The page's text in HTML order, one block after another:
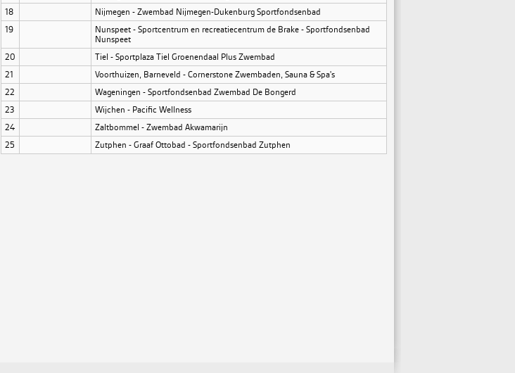
18
Nijmegen - Zwembad Nijmegen-Dukenburg Sportfondsenbad
19
Nunspeet - Sportcentrum en recreatiecentrum de Brake - Sportfondsenbad
Nunspeet
20
Tiel - Sportplaza Tiel Groenendaal Plus Zwembad
21
Voorthuizen, Barneveld - Cornerstone Zwembaden, Sauna & Spa's
22
Wageningen - Sportfondsenbad Zwembad De Bongerd
23
Wijchen - Pacific Wellness
24
Zaltbommel - Zwembad Akwamarijn
25
Zutphen - Graaf Ottobad - Sportfondsenbad Zutphen